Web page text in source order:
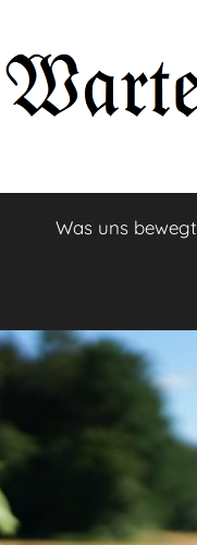
Was uns bewegt